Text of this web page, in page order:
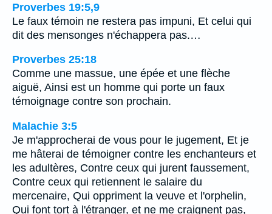
Proverbes 19:5,9
Le faux témoin ne restera pas impuni, Et celui qui
dit des mensonges n'échappera pas.…
Proverbes 25:18
Comme une massue, une épée et une flèche
aiguë, Ainsi est un homme qui porte un faux
témoignage contre son prochain.
Malachie 3:5
Je m'approcherai de vous pour le jugement, Et je
me hâterai de témoigner contre les enchanteurs et
les adultères, Contre ceux qui jurent faussement,
Contre ceux qui retiennent le salaire du
mercenaire, Qui oppriment la veuve et l'orphelin,
Qui font tort à l'étranger, et ne me craignent pas,